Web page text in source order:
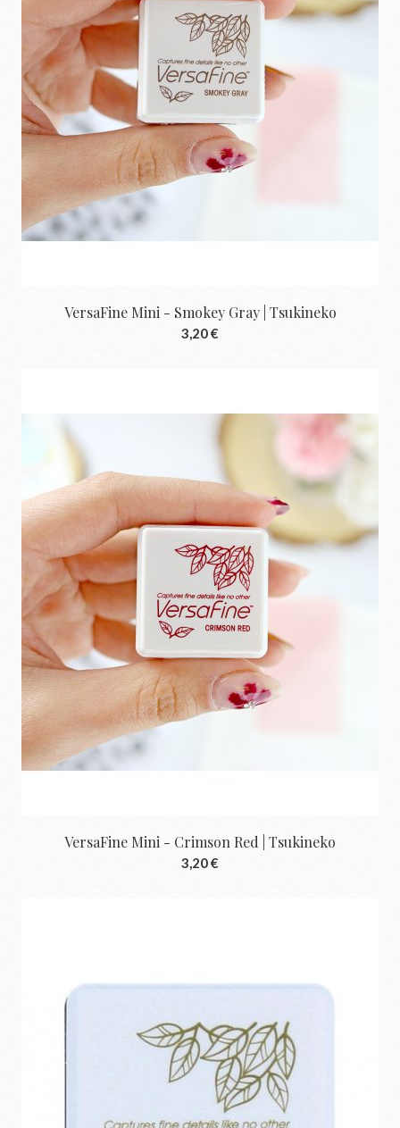
VersaFine Mini - Smokey Gray | Tsukineko
3,20 €
VersaFine Mini - Crimson Red | Tsukineko
3,20 €